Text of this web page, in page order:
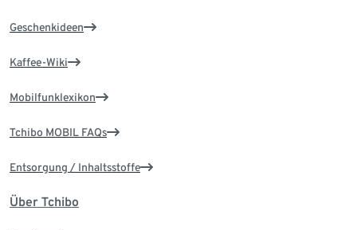
Geschenkideen
Kaffee-Wiki
Mobilfunklexikon
Tchibo MOBIL FAQs
Entsorgung / Inhaltsstoffe
Über Tchibo